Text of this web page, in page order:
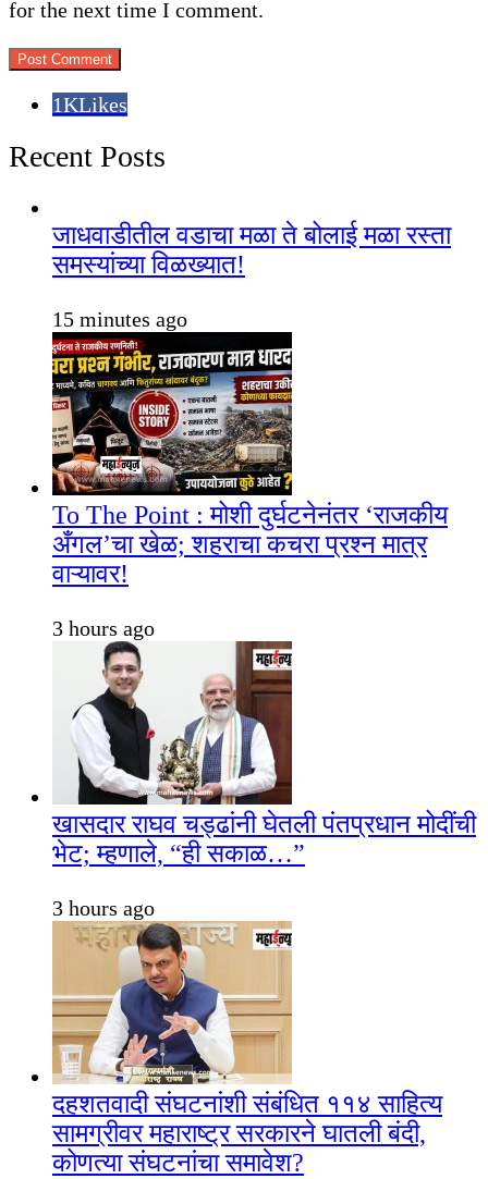
for the next time I comment.
1KLikes
Recent Posts
जाधवाडीतील वडाचा मळा ते बोलाई मळा रस्ता
समस्यांच्या विळख्यात!
15 minutes ago
To The Point : मोशी दुर्घटनेनंतर ‘राजकीय
अँगल’चा खेळ; शहराचा कचरा प्रश्न मात्र
वाऱ्यावर!
3 hours ago
खासदार राघव चड्ढांनी घेतली पंतप्रधान मोदींची
भेट; म्हणाले, “ही सकाळ…”
3 hours ago
दहशतवादी संघटनांशी संबंधित ११४ साहित्य
सामग्रीवर महाराष्ट्र सरकारने घातली बंदी,
कोणत्या संघटनांचा समावेश?